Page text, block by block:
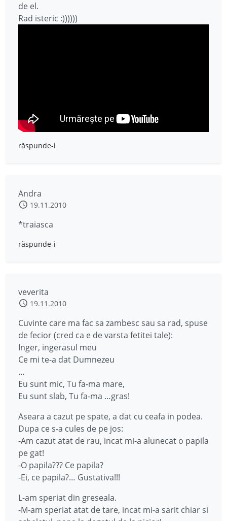
de el.
Rad isteric :))))))
răspunde-i
Andra
19.11.2010
*traiasca
răspunde-i
veverita
19.11.2010
Cuvinte care ma fac sa zambesc sau sa rad, spuse
de fecior (cred ca e de varsta fetitei tale):
Inger, ingerasul meu
Ce mi te-a dat Dumnezeu
…
Eu sunt mic, Tu fa-ma mare,
Eu sunt slab, Tu fa-ma …gras!
Aseara a cazut pe spate, a dat cu ceafa in podea.
Dupa ce s-a cules de pe jos:
-Am cazut atat de rau, incat mi-a alunecat o papila
pe gat!
-O papila??? Ce papila?
-Ei, ce papila?… Gustativa!!!
L-am speriat din greseala.
-M-am speriat atat de tare, incat mi-a sarit chiar si